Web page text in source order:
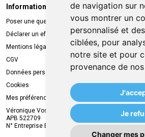
de navigation sur
vous montrer un
personnalisé et
ciblées, pour
notre site et pour
provenance de
Je
Changer mes
Informations légales
Poser une question
Déclarer un effet indésirable
Mentions légales
CGV
Données personnelles
Cookies
Mes préférences Cookies
Véronique Vos
APB 522709
N° Entreprise BE0749.944.612
Retrait